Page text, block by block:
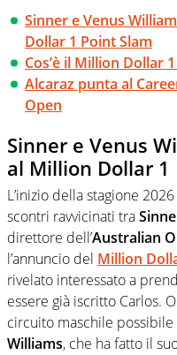
Sinner e Venus
Dollar 1 Point Slam
Cos’è il Million Dollar
Alcaraz punta al
Open
Sinner e Venus
al Million Dollar 1
L’inizio della stagione
scontri ravvicinati tra
direttore dell’Australian
l’annuncio del Million
rivelato interessato a
essere già iscritto Carlos.
circuito maschile
Williams, che ha fatto il